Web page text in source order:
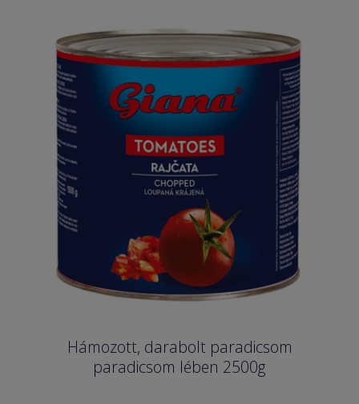
Hámozott, darabolt paradicsom
paradicsom lében 2500g